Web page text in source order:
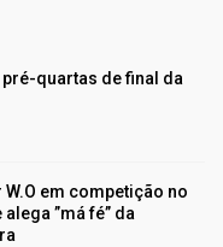
quartas de final da
em competição no
”má fé” da